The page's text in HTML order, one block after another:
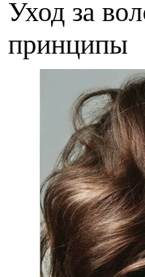
Уход за
принципы